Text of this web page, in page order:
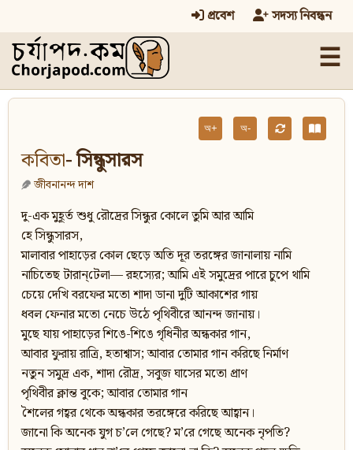
প্রবেশ সদস্য নিবন্ধন
☰
অ+ অ-
কবিতা- সিন্ধুসারস
জীবনানন্দ দাশ
দু-এক মুহূর্ত শুধু রৌদ্রের সিন্ধুর কোলে তুমি আর আমি
হে সিন্ধুসারস,
মালাবার পাহাড়ের কোল ছেড়ে অতি দূর তরঙ্গের জানালায় নামি
নাচিতেছ টারান্‌টেলা— রহস্যের; আমি এই সমুদ্রের পারে চুপে থামি
চেয়ে দেখি বরফের মতো শাদা ডানা দুটি আকাশের গায়
ধবল ফেনার মতো নেচে উঠে পৃথিবীরে আনন্দ জানায়।
মুছে যায় পাহাড়ের শিঙে-শিঙে গৃধিনীর অন্ধকার গান,
আবার ফুরায় রাত্রি, হতাশ্বাস; আবার তোমার গান করিছে নির্মাণ
নতুন সমুদ্র এক, শাদা রৌদ্র, সবুজ ঘাসের মতো প্রাণ
পৃথিবীর ক্লান্ত বুকে; আবার তোমার গান
শৈলের গহ্বর থেকে অন্ধকার তরঙ্গেরে করিছে আহ্বান।
জানো কি অনেক যুগ চ’লে গেছে? ম’রে গেছে অনেক নৃপতি?